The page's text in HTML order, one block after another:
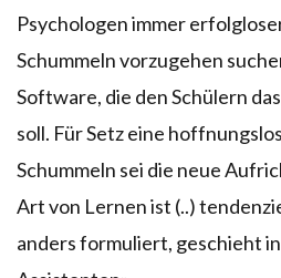
Psychologen immer
Schummeln vorzugehen
Software, die den Schülern
soll. Für Setz eine
Schummeln sei die neue
Art von Lernen ist (..)
anders formuliert, geschieht